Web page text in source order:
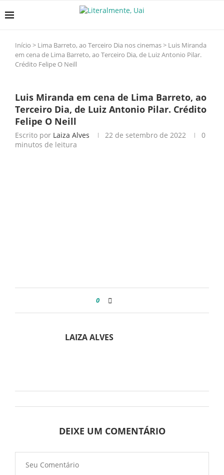
Início > Lima Barreto, ao Terceiro Dia nos cinemas> Luis Miranda
em cena de Lima Barreto, ao Terceiro Dia, de Luiz Antonio Pilar.
Crédito Felipe O Neill
Luis Miranda em cena de Lima Barreto, ao
Terceiro Dia, de Luiz Antonio Pilar. Crédito
Felipe O Neill
Escrito por Laiza Alves 22 de setembro de 2022
0
minutos de leitura
0
LAIZA ALVES
DEIXE UM COMENTÁRIO